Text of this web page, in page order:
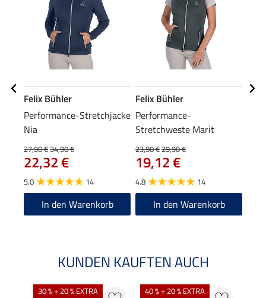
Felix Bühler
Performance-Stretchjacke
Nia
27,90 €34,90 €
22,32 €
5.0 14
In den Warenkorb
Felix Bühler
Performance-
Stretchweste Marit
23,90 €29,90 €
19,12 €
4.8 14
In den Warenkorb
KUNDEN KAUFTEN AUCH
30 % + 20 % EXTRA 40 % + 20 % EXTRA